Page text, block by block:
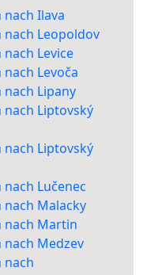
Ilava
nach Leopoldov
Levice
Levoča
Lipany
nach Liptovský
nach Liptovský
Lučenec
nach Malacky
nach Martin
nach Medzev
nach